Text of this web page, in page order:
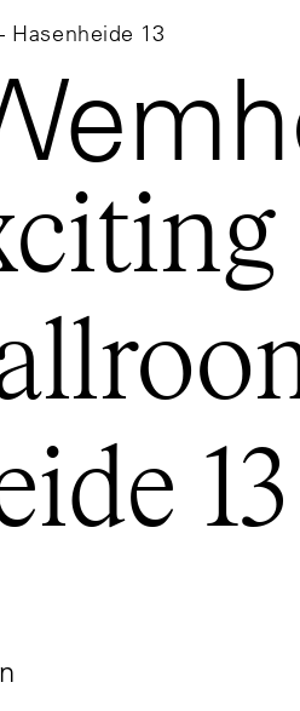
13
13